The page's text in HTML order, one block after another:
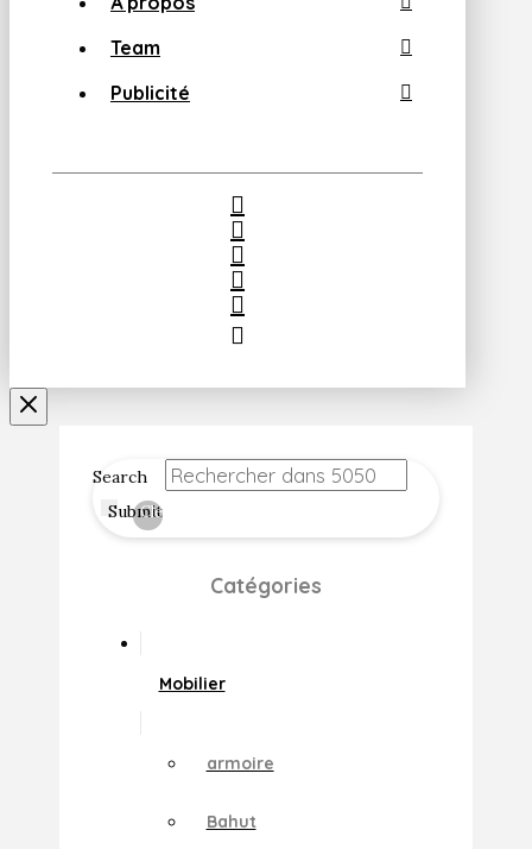
Team
Publicité
Search
Submit
Clear
Catégories
Mobilier
armoire
Bahut